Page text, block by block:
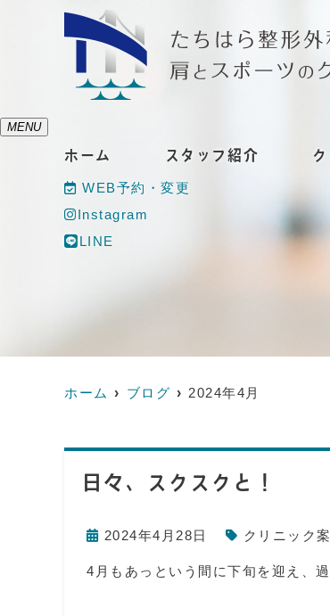
MENU
ホーム スタッフ紹介
WEB予約・変更
Instagram
LINE
ホーム ブログ 2024年4月
日々、スクスクと！
2024年4月28日 クリニック
4月もあっという間に下旬を迎え、